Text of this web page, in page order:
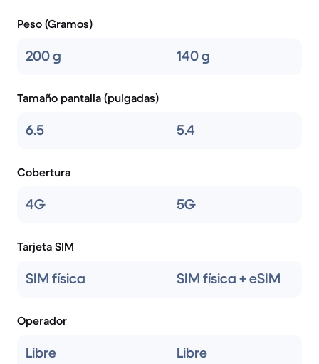
Peso (Gramos)
200 g 140 g
Tamaño pantalla (pulgadas)
6.5 5.4
Cobertura
4G 5G
Tarjeta SIM
SIM física SIM física + eSIM
Operador
Libre Libre